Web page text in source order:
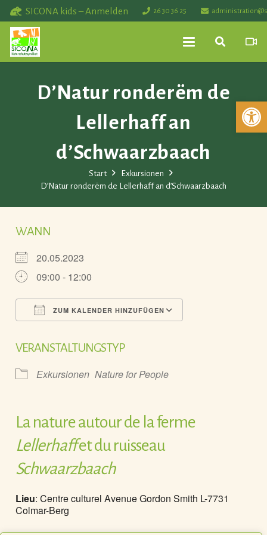
SICONA kids – Anmelden 26 30 36 25
D’Natur ronderëm de
Lellerhaff an
d’Schwaarzbaach
Start
Exkursionen
D’Natur ronderëm de Lellerhaff an d’Schwaarzbaach
WANN
20.05.2023
09:00 - 12:00
ZUM KALENDER HINZUFÜGEN
VERANSTALTUNGSTYP
Exkursionen Nature for People
La nature autour de la ferme
Lellerhaffet du ruisseau
Schwaarzbaach
Lieu: Centre culturel Avenue Gordon Smith L-7731
Colmar-Berg